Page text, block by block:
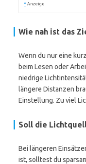
* Anzeige
Wie nah ist das
Wenn du nur eine
beim Lesen oder
niedrige
längere Distanzen
Einstellung. Zu viel
Soll die
Bei längeren
ist, solltest du